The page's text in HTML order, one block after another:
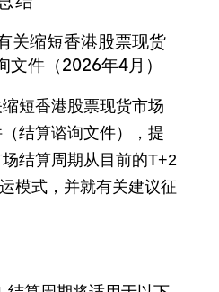
关缩短香港股票现货
件（2026年4月）
短香港股票现货市场
结算谘询文件），提
结算周期从目前的T+2
模式，并就有关建议征